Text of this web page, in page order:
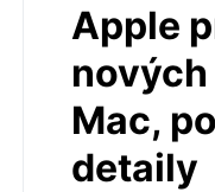
Apple
Mac,
detaily